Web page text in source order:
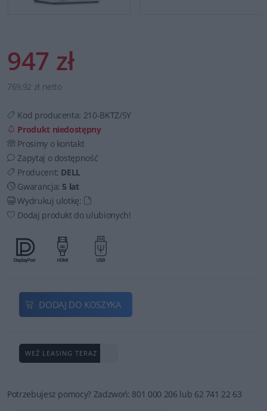
947 zł
769,92 zł netto
Kod producenta: 210-BKTZ/5Y
Produkt niedostępny
Prosimy o kontakt
Zapytaj o dostępność
Producent: DELL
Gwarancja: 5 lat
Wydrukuj ulotkę:
Dodaj produkt do ulubionych!
DODAJ DO KOSZYKA
WEŹ LEASING TERAZ
Potrzebujesz pomocy? Zadzwoń: 801 000 206 lub 62 741 22 63